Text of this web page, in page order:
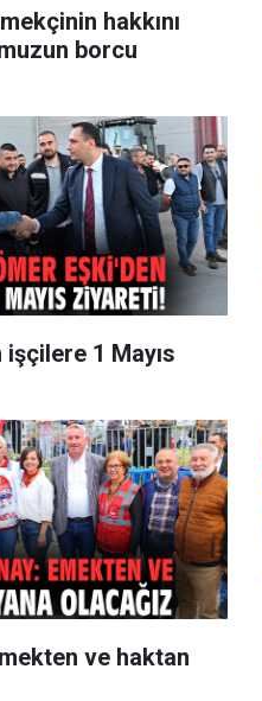
hakkını
borcu
1 Mayıs
ve haktan